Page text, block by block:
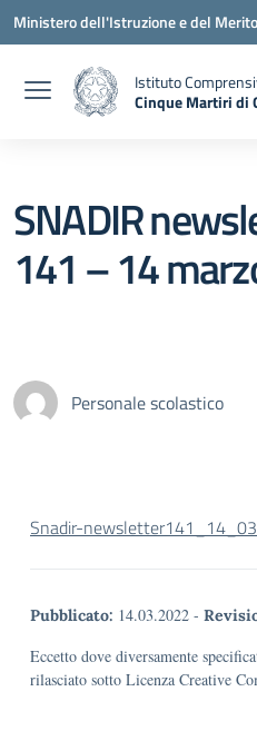
Vai ai contenuti
Vai al menu di navigazione
Vai al footer
Ministero dell'Istruzione e del Merito
Istituto
Cinque Martiri di
SNADIR
141 – 14
Personale scolastico
Snadir-
Pubblicato: 14.03.2022 -
Eccetto dove diversamente
rilasciato sotto Licenza Creative